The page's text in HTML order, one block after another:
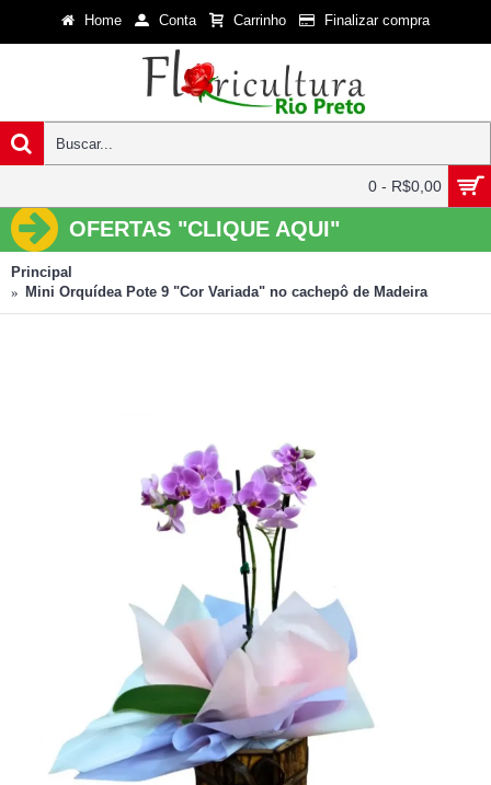
Home Conta Carrinho Finalizar compra
0 - R$0,00
OFERTAS "CLIQUE AQUI"
Principal
Mini Orquídea Pote 9 "Cor Variada" no cachepô de Madeira